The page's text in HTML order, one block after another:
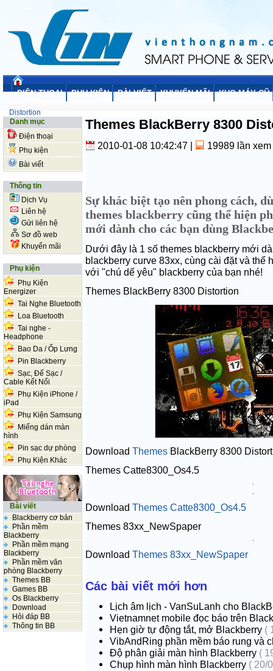
ĐIỆN THOẠI PHỤ KIỆN BÀI VIẾT KHUYẾN MÃI KHO MÁY CŨ
Distortion
Themes BlackBerry 8300
2010-01-08 10:42:47 | 19989 lần xem
Sự khác biệt tạo nên phong cách,
themes blackberry cũng thể hiện
mới dành cho các bạn dùng
Dưới đây là 1 số themes blackberry mới
blackberry curve 83xx, cùng cài đặt và thể
với "chú dế yêu" blackberry của bạn nhé!
Themes BlackBerry 8300 Distortion
Download Themes BlackBerry 8300
Themes Catte8300_Os4.5
Download Themes Catte8300_Os4.5
Themes 83xx_NewSpaper
Download Themes 83xx_NewSpaper
Các bài viết mới hơn
Lịch âm lịch - VanSuLanh cho
Vietnamnet mobile đọc báo trên
Hẹn giờ tự động tắt, mở Blackberry (
VibAndRing phần mềm báo rung và
Độ phân giải màn hình Blackberry (
Chụp hình màn hình Blackberry ( 20/
Danh mục
Điện thoại
Phụ kiện
Bài viết
Thông tin
Dịch Vụ
Liên hệ
Gửi liên hệ
Sơ đồ web
Khuyến mãi
Phụ kiện
Phụ Kiện
Energizer
Tai Nghe Bluetooth
Loa Bluetooth
Tai nghe -
Headphone
Bao Da / Ốp Lưng
Pin Blackberry
Sạc, Đế Sạc /
Cable Kết Nối
Phụ Kiện iPhone /
iPad
Phụ Kiện Samsung
Miếng dán màn
hình
Pin sạc dự phòng
Phụ Kiện Khác
Bài viết
Blackberry cơ bản
Phần mềm
Blackberry
Phần mềm mạng
Blackberry
Phần mềm văn
phòng Blackberry
Themes BB
Games BB
Os Blackberry
Download
Hỏi đáp BB
Thông tin BB